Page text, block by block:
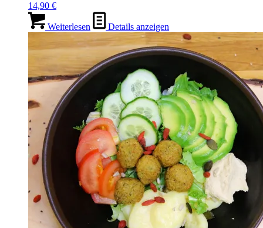
14,90 €
Weiterlesen Details anzeigen